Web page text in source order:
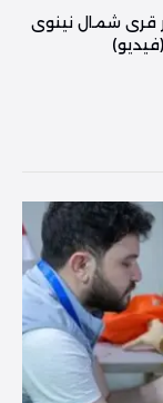
قرى شمال نينوى